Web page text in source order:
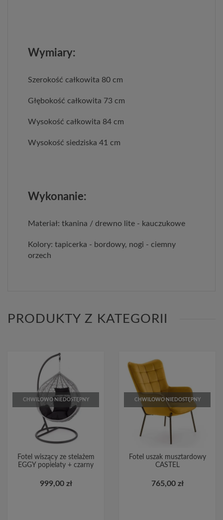
Wymiary:
Szerokość całkowita 80 cm
Głębokość całkowita 73 cm
Wysokość całkowita 84 cm
Wysokość siedziska 41 cm
Wykonanie:
Materiał: tkanina / drewno lite - kauczukowe
Kolory: tapicerka - bordowy, nogi - ciemny
orzech
PRODUKTY Z KATEGORII
CHWILOWO NIEDOSTĘPNY
Fotel wiszący ze stelażem
EGGY popielaty + czarny
999,00 zł
CHWILOWO NIEDOSTĘPNY
Fotel uszak musztardowy
CASTEL
765,00 zł